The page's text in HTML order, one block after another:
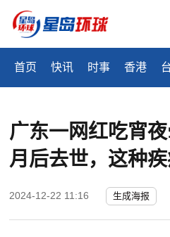
首页 快讯 时事 香港
广东一网红吃宵
月后去世，这种
2024-12-22 11:16 生成海报